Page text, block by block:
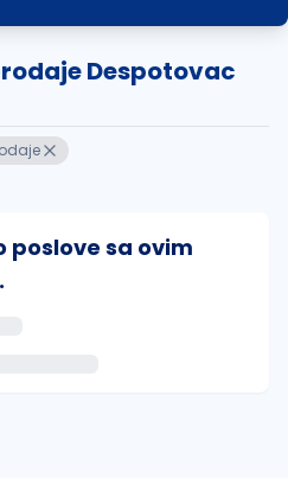
Despotovac
poslove sa ovim